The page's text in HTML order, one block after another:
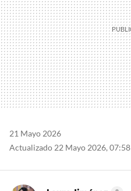
21 Mayo 2026
Actualizado 22 Mayo 2026, 07:58